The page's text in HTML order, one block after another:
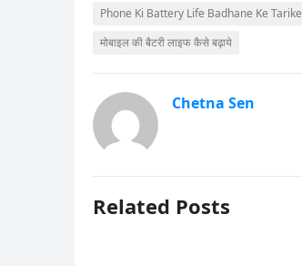
Phone Ki Battery Life Badhane Ke Tarike
मोबाइल की बैटरी लाइफ कैसे बढ़ाये
Chetna Sen
Related Posts